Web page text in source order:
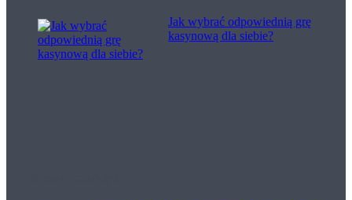
Jak wybrać odpowiednią grę
kasynową dla siebie?